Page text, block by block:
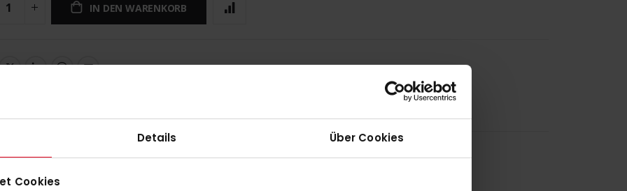
Details Über Cookies
Cookies
IN DEN WARENKORB